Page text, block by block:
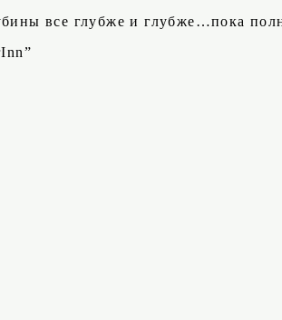
все глубже и глубже…пока